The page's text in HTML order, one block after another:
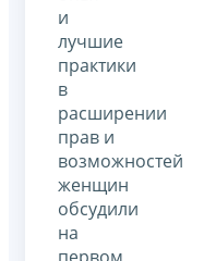
и
лучшие
практики
в
расширении
прав и
возможностей
женщин
обсудили
на
первом